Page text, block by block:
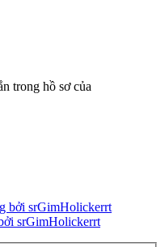
trong hồ sơ của
bởi srGimHolickerrt
srGimHolickerrt